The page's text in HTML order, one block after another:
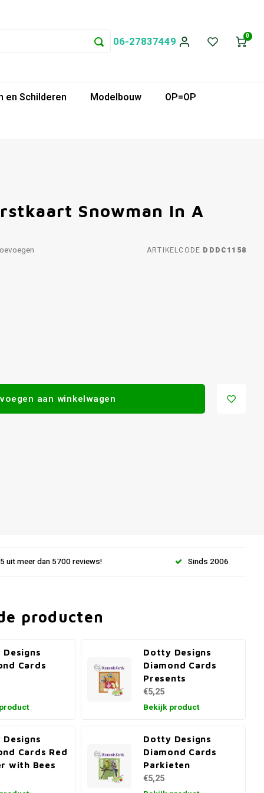
06-27837449 0
en Schilderen Modelbouw
OP=OP
Snowman In A
ARTIKELCODE DDDC1158
aan winkelwagen
uit meer dan 5700 reviews! Sinds 2006
producten
Cards
Dotty Designs
Diamond Cards
Presents
€5,25
Bekijk product
Cards Red
with Bees
Dotty Designs
Diamond Cards
Parkieten
€5,25